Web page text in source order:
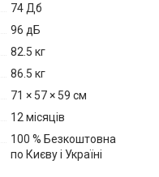
74 Дб
96 дБ
82.5 кг
86.5 кг
71 × 57 × 59 см
12 місяців
100 % Безкоштовна
по Києву і Україні